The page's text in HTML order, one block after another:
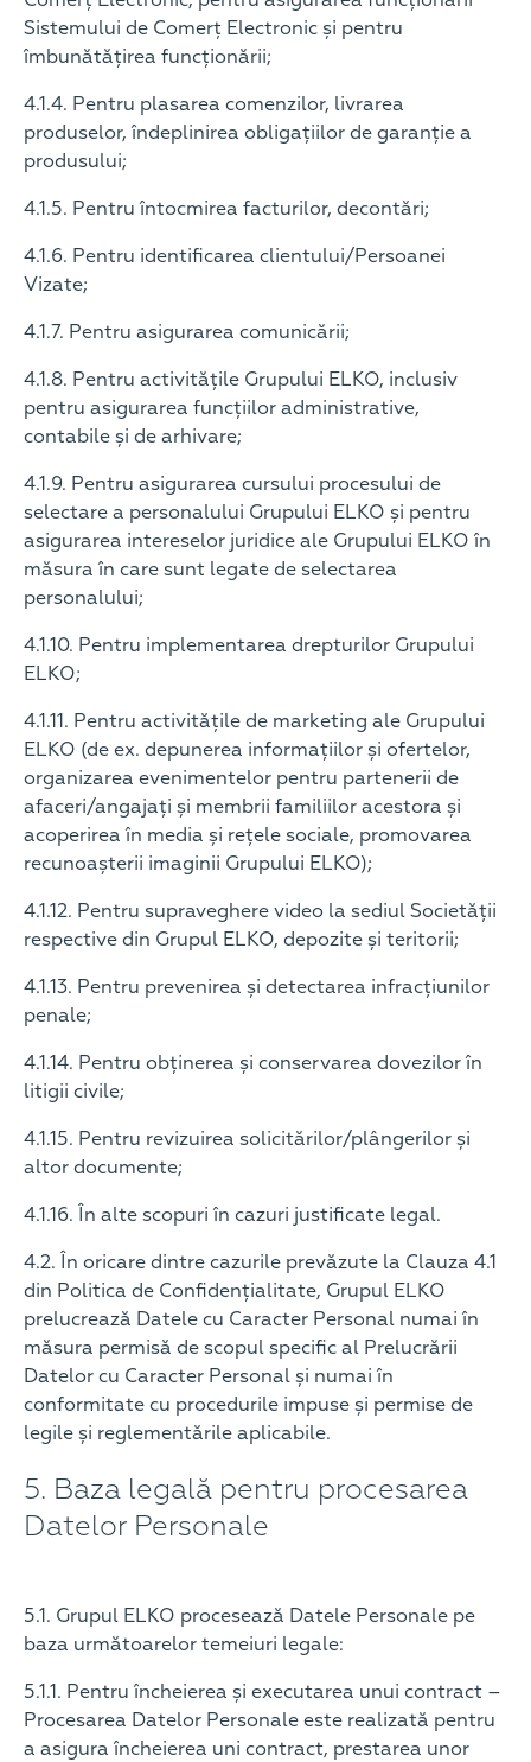
Sistemului de Comerț Electronic și pentru
îmbunătățirea funcționării;
4.1.4. Pentru plasarea comenzilor, livrarea
produselor, îndeplinirea obligațiilor de garanție a
produsului;
4.1.5. Pentru întocmirea facturilor, decontări;
4.1.6. Pentru identificarea clientului/Persoanei
Vizate;
4.1.7. Pentru asigurarea comunicării;
4.1.8. Pentru activitățile Grupului ELKO, inclusiv
pentru asigurarea funcțiilor administrative,
contabile și de arhivare;
4.1.9. Pentru asigurarea cursului procesului de
selectare a personalului Grupului ELKO și pentru
asigurarea intereselor juridice ale Grupului ELKO în
măsura în care sunt legate de selectarea
personalului;
4.1.10. Pentru implementarea drepturilor Grupului
ELKO;
4.1.11. Pentru activitățile de marketing ale Grupului
ELKO (de ex. depunerea informațiilor și ofertelor,
organizarea evenimentelor pentru partenerii de
afaceri/angajați și membrii familiilor acestora și
acoperirea în media și rețele sociale, promovarea
recunoașterii imaginii Grupului ELKO);
4.1.12. Pentru supraveghere video la sediul Societății
respective din Grupul ELKO, depozite și teritorii;
4.1.13. Pentru prevenirea și detectarea infracțiunilor
penale;
4.1.14. Pentru obținerea și conservarea dovezilor în
litigii civile;
4.1.15. Pentru revizuirea solicitărilor/plângerilor și
altor documente;
4.1.16. În alte scopuri în cazuri justificate legal.
4.2. În oricare dintre cazurile prevăzute la Clauza 4.1
din Politica de Confidențialitate, Grupul ELKO
prelucrează Datele cu Caracter Personal numai în
măsura permisă de scopul specific al Prelucrării
Datelor cu Caracter Personal și numai în
conformitate cu procedurile impuse și permise de
legile și reglementările aplicabile.
5. Baza legală pentru procesarea
Datelor Personale
5.1. Grupul ELKO procesează Datele Personale pe
baza următoarelor temeiuri legale:
5.1.1. Pentru încheierea și executarea unui contract –
Procesarea Datelor Personale este realizată pentru
a asigura încheierea uni contract, prestarea unor